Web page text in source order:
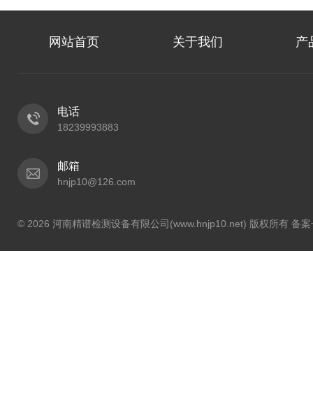
网站首页 关于我们 产
电话
18239993883
邮箱
hnjp10@126.com
© 2026 河南精谱检测设备有限公司(www.hnjp10.net) 版权所有 备案